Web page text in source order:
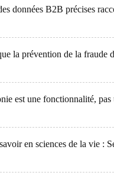
données B2B précises
la prévention de la fraude
est une fonctionnalité,
en sciences de la vie :